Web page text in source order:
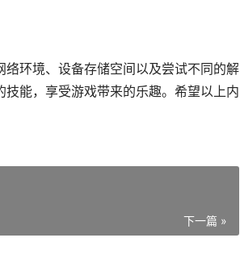
环境、设备存储空间以及尝试不同的解
能，享受游戏带来的乐趣。希望以上内
下一篇 »